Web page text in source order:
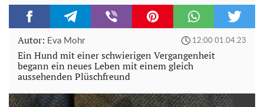
Autor: Eva Mohr 12:00 01.04.23
Ein Hund mit einer schwierigen Vergangenheit
begann ein neues Leben mit einem gleich
aussehenden Plüschfreund